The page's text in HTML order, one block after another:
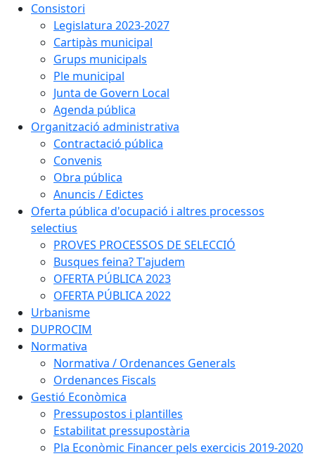
Consistori
Legislatura 2023-2027
Cartipàs municipal
Grups municipals
Ple municipal
Junta de Govern Local
Agenda pública
Organització administrativa
Contractació pública
Convenis
Obra pública
Anuncis / Edictes
Oferta pública d'ocupació i altres processos
selectius
PROVES PROCESSOS DE SELECCIÓ
Busques feina? T'ajudem
OFERTA PÚBLICA 2023
OFERTA PÚBLICA 2022
Urbanisme
DUPROCIM
Normativa
Normativa / Ordenances Generals
Ordenances Fiscals
Gestió Econòmica
Pressupostos i plantilles
Estabilitat pressupostària
Pla Econòmic Financer pels exercicis 2019-2020